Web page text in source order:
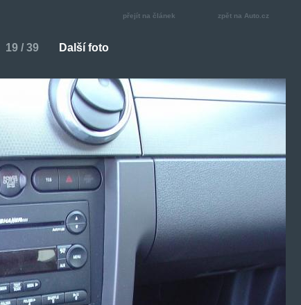
přejít na článek zpět na Auto.cz
19 / 39 Další foto